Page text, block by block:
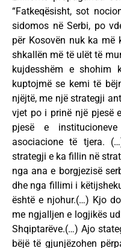
“Fatkeqësisht, sot
sidomos në Serbi, po
për Kosovën nuk ka më
shkallën më të ulët të
kujdesshëm e shohim
kuptojmë se kemi të
njëjtë, me një strategji
vjet po i prinë një pjesë
pjesë e
asociacione të tjera.
strategji e ka fillin në
nga ana e borgjezisë
dhe nga fillimi i
është e njohur.(…) Kjo
me ngjalljen e logjikës
Shqiptarëve.(…) Ajo
bëjë të gjunjëzohen